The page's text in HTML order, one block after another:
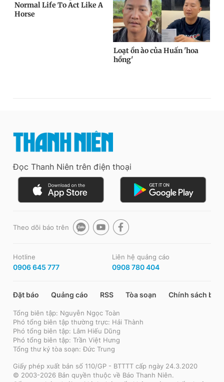
Đọc Thanh Niên trên điện thoại
Theo dõi báo trên
Hotline
0906 645 777
Liên hệ quảng cáo
0908 780 404
Đặt báo Quảng cáo RSS Tòa soạn Chính sách bảo
Tổng biên tập: Nguyễn Ngọc Toàn
Phó tổng biên tập thường trực: Hải Thành
Phó tổng biên tập: Lâm Hiếu Dũng
Phó tổng biên tập: Trần Việt Hưng
Tổng thư ký tòa soạn: Đức Trung
Giấy phép xuất bản số 110/GP - BTTTT cấp ngày 24.3.2020
© 2003-2026 Bản quyền thuộc về Báo Thanh Niên.